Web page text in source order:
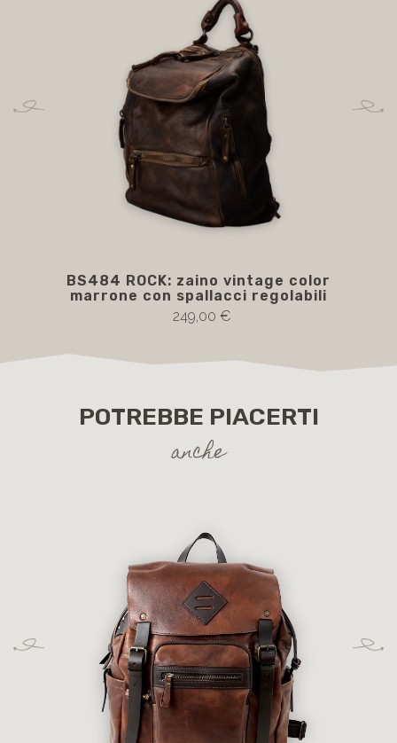
BS484 ROCK: zaino vintage color
marrone con spallacci regolabili
249,00 €
POTREBBE PIACERTI
anche